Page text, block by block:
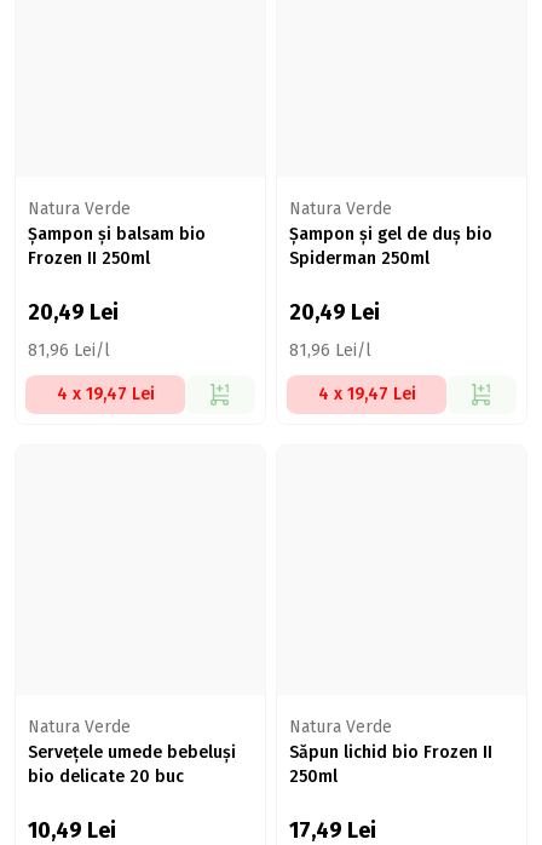
Natura Verde
Șampon și balsam bio
Frozen II 250ml
20,49 Lei
81,96 Lei/l
4 x 19,47 Lei
Natura Verde
Șampon și gel de duș bio
Spiderman 250ml
20,49 Lei
81,96 Lei/l
4 x 19,47 Lei
Natura Verde
Servețele umede bebeluși
bio delicate 20 buc
10,49 Lei
Natura Verde
Săpun lichid bio Frozen II
250ml
17,49 Lei